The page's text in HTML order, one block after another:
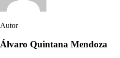
Autor
Álvaro Quintana Mendoza